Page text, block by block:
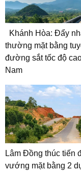
Khánh Hòa: Đẩy
thường mặt bằng
đường sắt tốc độ
Nam
Lâm Đồng thúc tiến
vướng mặt bằng 2